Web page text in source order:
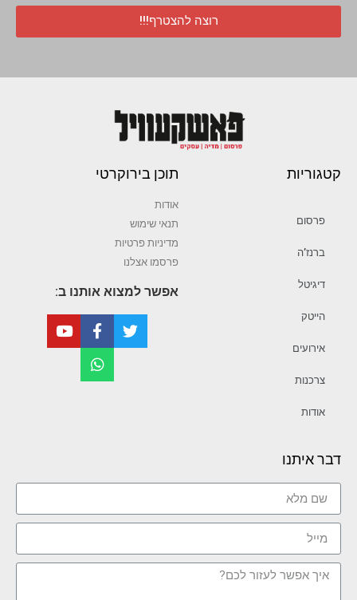
רוצה להצטרף!!!
קטגוריות
פרסום
ברנז’ה
דיגיטל
הייטק
אירועים
צרכנות
אודות
תוכן בירוקרטי
אודות
תנאי שימוש
מדיניות פרטיות
פרסמו אצלנו
אפשר למצוא אותנו ב:
דבר איתנו